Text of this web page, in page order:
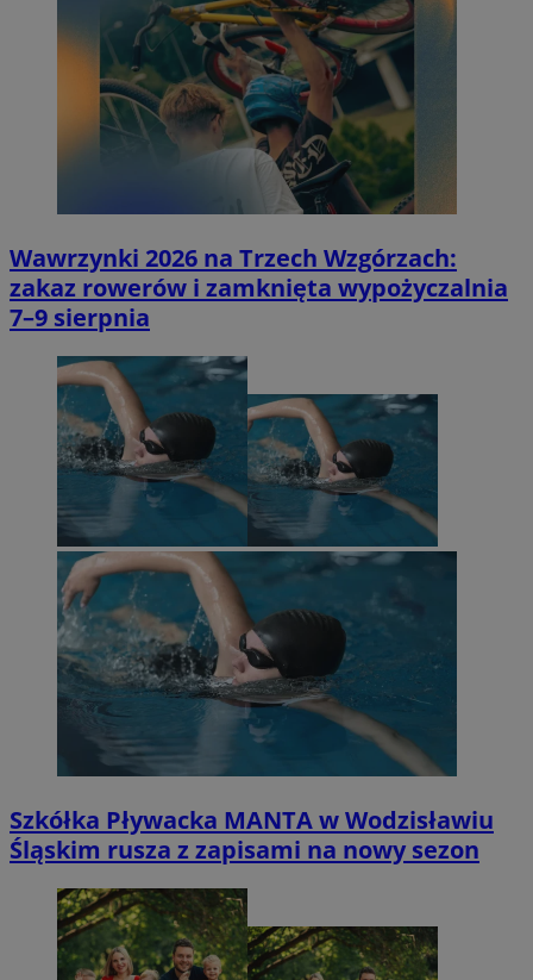
Wawrzynki 2026 na Trzech Wzgórzach:
zakaz rowerów i zamknięta wypożyczalnia
7–9 sierpnia
Szkółka Pływacka MANTA w Wodzisławiu
Śląskim rusza z zapisami na nowy sezon